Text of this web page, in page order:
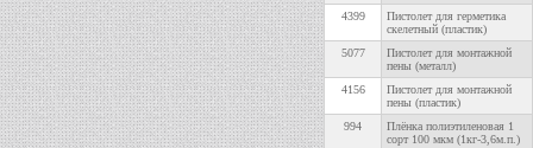
4399
Пистолет для герметика
скелетный (пластик)
5077
Пистолет для монтажной
пены (металл)
4156
Пистолет для монтажной
пены (пластик)
994
Плёнка полиэтиленовая 1
сорт 100 мкм (1кг-3,6м.п.)